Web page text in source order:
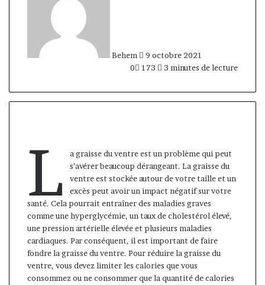
Behem
9 octobre 2021
0
173 3 minutes de lecture
L
a graisse du ventre est un problème qui peut
s’avérer beaucoup dérangeant. La graisse du
ventre est stockée autour de votre taille et un
excès peut avoir un impact négatif sur votre
santé. Cela pourrait entraîner des maladies graves
comme une hyperglycémie, un taux de cholestérol élevé,
une pression artérielle élevée et plusieurs maladies
cardiaques. Par conséquent, il est important de faire
fondre la graisse du ventre. Pour réduire la graisse du
ventre, vous devez limiter les calories que vous
consommez ou ne consommer que la quantité de calories